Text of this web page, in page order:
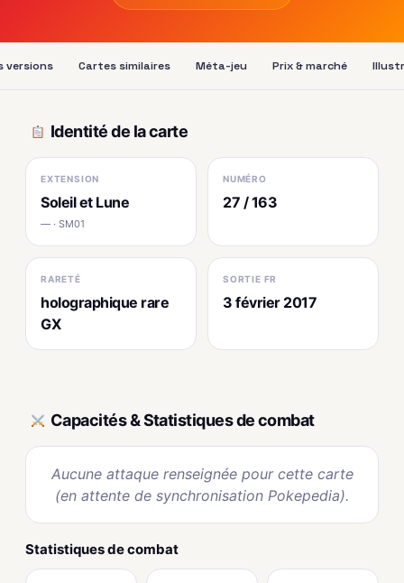
versions Cartes similaires Méta-jeu Prix & marché
Identité de la carte
EXTENSION
Soleil et Lune
— · SM01
NUMÉRO
27 / 163
RARETÉ
holographique rare
GX
SORTIE FR
3 février 2017
Capacités & Statistiques de combat
Aucune attaque renseignée pour cette carte
(en attente de synchronisation Pokepedia).
Statistiques de combat